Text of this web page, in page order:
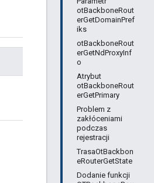
otBackboneRout
erGetDomainPref
iks
otBackboneRout
erGetNdProxyInf
o
Atrybut
otBackboneRout
erGetPrimary
Problem z
zakłóceniami
podczas
rejestracji
TrasaOtBackbon
eRouterGetState
Dodanie funkcji